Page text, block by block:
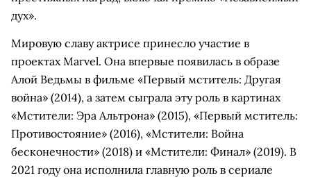
дух».
Мировую славу актрисе принесло участие в
проектах Marvel. Она впервые появилась в образе
Алой Ведьмы в фильме «Первый мститель: Другая
война» (2014), а затем сыграла эту роль в картинах
«Мстители: Эра Альтрона» (2015), «Первый мститель:
Противостояние» (2016), «Мстители: Война
бесконечности» (2018) и «Мстители: Финал» (2019). В
2021 году она исполнила главную роль в сериале